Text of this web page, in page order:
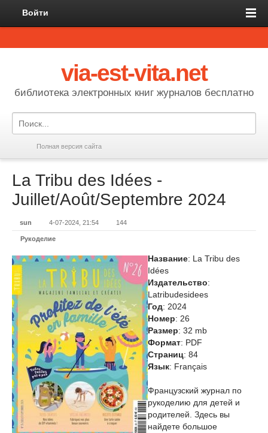
Войти
via-est-vita.net
библиотека электронных книг журналов бесплатно
Полная версия сайта
La Tribu des Idées -
Juillet/Août/Septembre 2024
sun 4-07-2024, 21:54 144
Рукоделие
Название: La Tribu des
Idées
Издательство:
Latribudesidees
Год: 2024
Номер: 26
Размер: 32 mb
Формат: PDF
Страниц: 84
Язык: Français
Французский журнал по
рукоделию для детей и
родителей. Здесь вы
найдете большое